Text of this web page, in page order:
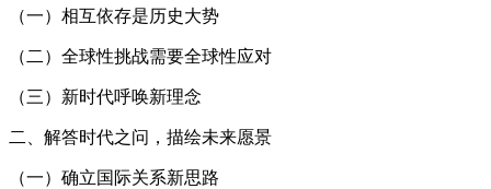
（一）相互依存是历史大势
（二）全球性挑战需要全球性应对
（三）新时代呼唤新理念
二、解答时代之问，描绘未来愿景
（一）确立国际关系新思路